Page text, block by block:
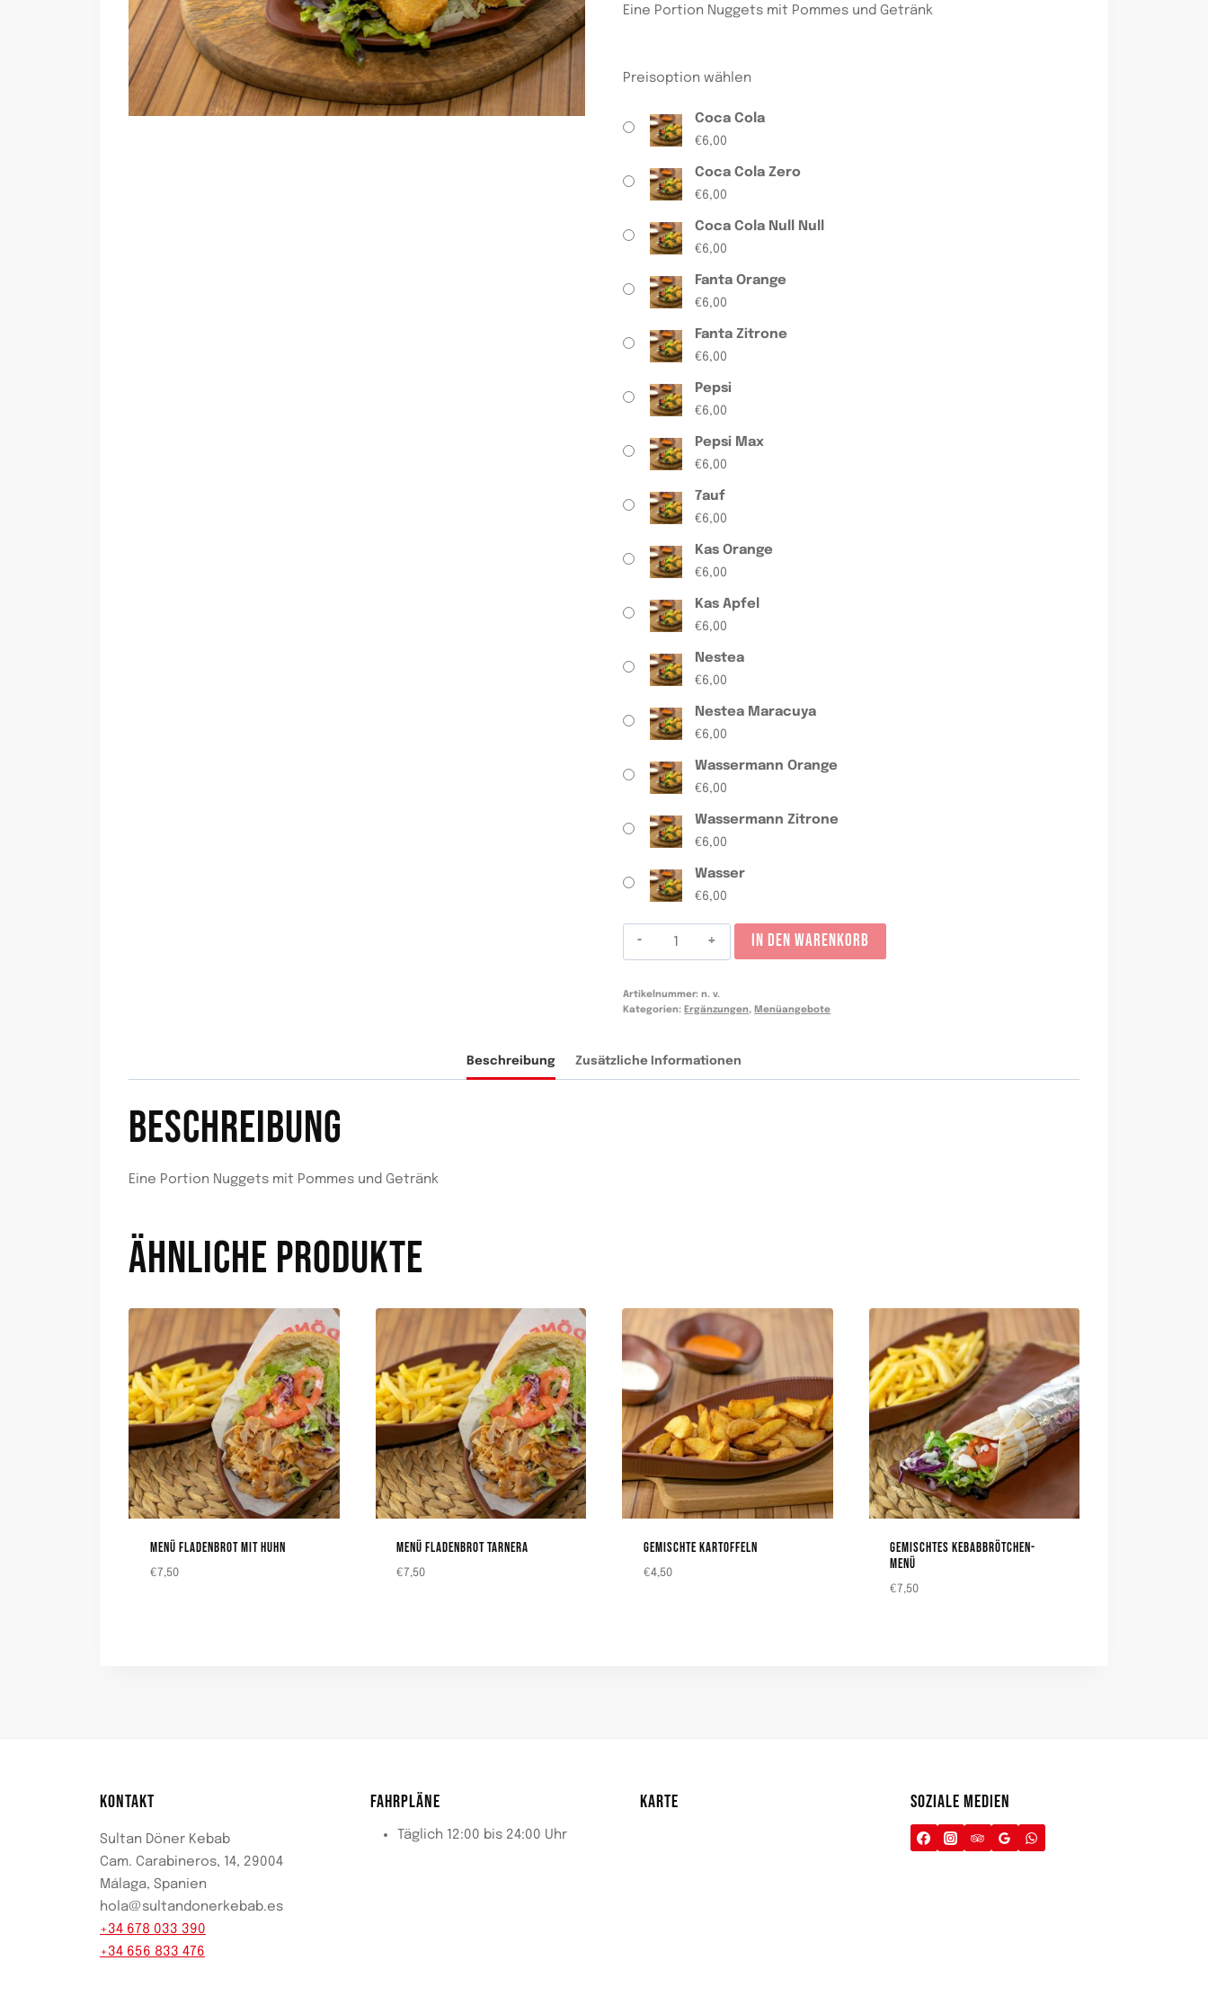
Eine Portion Nuggets mit Pommes und Getränk
Preisoption wählen
Coca Cola
€6,00
Coca Cola Zero
€6,00
Coca Cola Null Null
€6,00
Fanta Orange
€6,00
Fanta Zitrone
€6,00
Pepsi
€6,00
Pepsi Max
€6,00
7auf
€6,00
Kas Orange
€6,00
Kas Apfel
€6,00
Nestea
€6,00
Nestea Maracuya
€6,00
Wassermann Orange
€6,00
Wassermann Zitrone
€6,00
Wasser
€6,00
Menú
infantil
Menge
IN DEN WARENKORB
Artikelnummer:n. v.
Kategorien: Ergänzungen, Menüangebote
Beschreibung Zusätzliche Informationen
BESCHREIBUNG
Eine Portion Nuggets mit Pommes und Getränk
ÄHNLICHE PRODUKTE
MENÜ FLADENBROT MIT HUHN
€ 7,50
MENÜ FLADENBROT TARNERA
€ 7,50
GEMISCHTE KARTOFFELN
€4,50
GEMISCHTES KEBABBRÖTCHEN-
MENÜ
€ 7,50
KONTAKT
Sultan Döner Kebab
Cam. Carabineros, 14, 29004
Málaga, Spanien
hola@sultandonerkebab.es
+34 678 033 390
+34 656 833 476
FAHRPLÄNE
Täglich 12:00 bis 24:00 Uhr
KARTE SOZIALE MEDIEN